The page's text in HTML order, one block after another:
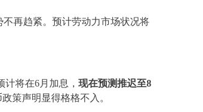
再趋紧。预计劳动力市场状况将
将在6月加息， 现在预测推迟至8
策声明显得格格不入。